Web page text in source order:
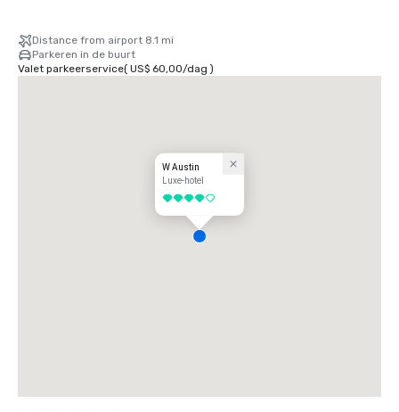
Distance from airport 8.1 mi
Parkeren in de buurt
Valet parkeerservice( US$ 60,00/dag )
W Austin
Luxe-hotel
4 van 5